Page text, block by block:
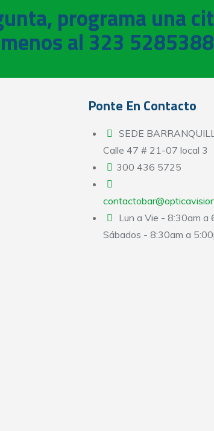
programa una
al 323 5285388
Ponte En Contacto
SEDE
Calle 47 # 21-07 local 3
300 436 5725
Lun a Vie - 8:30am a
Sábados - 8:30am a